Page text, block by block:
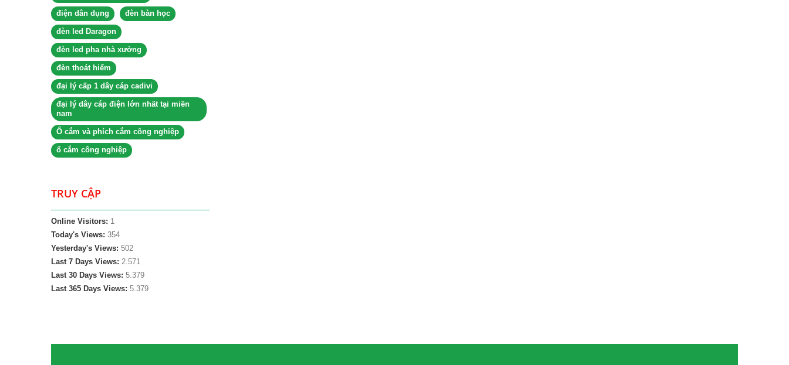
điện dân dụng đèn bàn học
đèn led Daragon
đèn led pha nhà xưởng
đèn thoát hiểm
đại lý cấp 1 dây cáp cadivi
đại lý dây cáp điện lớn nhất tại miền
nam
Ổ cắm và phích cắm công nghiệp
ổ cắm công nghiệp
TRUY CẬP
Online Visitors: 1
Today's Views: 354
Yesterday's Views: 502
Last 7 Days Views: 2.571
Last 30 Days Views: 5.379
Last 365 Days Views: 5.379